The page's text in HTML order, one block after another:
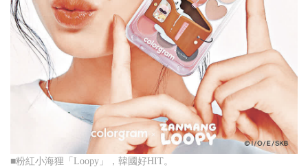
■粉紅小海狸「Loopy」，韓國好HIT。